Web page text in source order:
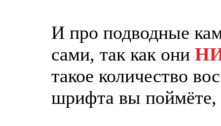
И про подводные
сами, так как они
такое количество
шрифта вы поймёте,